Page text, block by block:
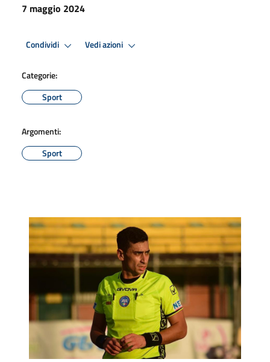
7 maggio 2024
Condividi Vedi azioni
Categorie:
Sport
Argomenti:
Sport